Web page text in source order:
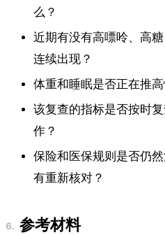
么？
近期有没有高嘌呤、高
连续出现？
体重和睡眠是否正在推
该复查的指标是否按时
作？
保险和医保规则是否仍
有重新核对？
参考材料